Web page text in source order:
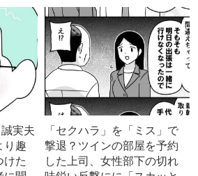
実夫
趣
けた
「セクハラ」を「ミス」で
撃退？ツインの部屋を予約
した上司、女性部下の切れ